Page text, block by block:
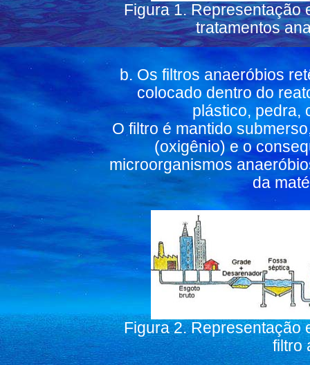
Figura 1. Representação
tratamentos
b. Os filtros anaeróbios
colocado dentro do
plástico, pedra,
O filtro é mantido
(oxigênio) e o
microorganismos
da
Figura 2. Representação
filtro